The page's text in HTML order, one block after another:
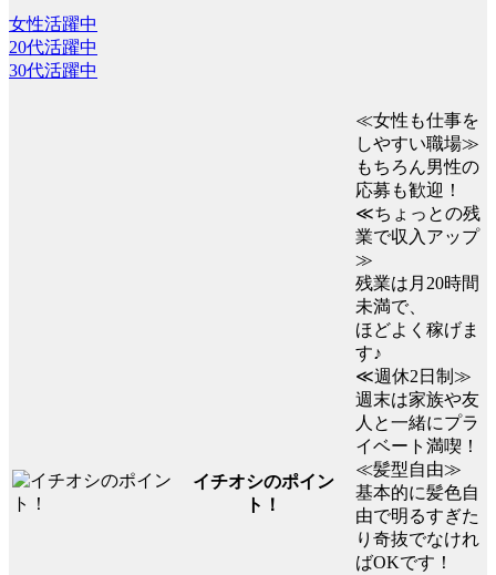
女性活躍中
20代活躍中
30代活躍中
イチオシのポイン
ト！
≪女性も仕事を
しやすい職場≫
もちろん男性の
応募も歓迎！
≪ちょっとの残
業で収入アップ
≫
残業は月20時間
未満で、
ほどよく稼げま
す♪
≪週休2日制≫
週末は家族や友
人と一緒にプラ
イベート満喫！
≪髪型自由≫
基本的に髪色自
由で明るすぎた
り奇抜でなけれ
ばOKです！